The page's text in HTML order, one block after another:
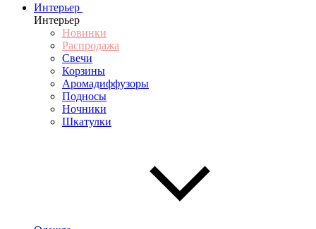
Интерьер
Интерьер
Новинки
Распродажа
Свечи
Корзины
Аромадиффузоры
Подносы
Ночники
Шкатулки